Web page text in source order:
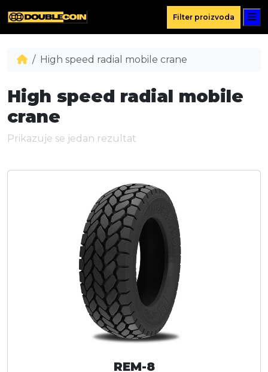
Filter proizvoda
High speed radial mobile crane
High speed radial mobile
crane
Prikazuje se jedan rezultat
REM-8